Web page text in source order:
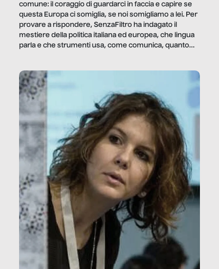
comune: il coraggio di guardarci in faccia e capire se
questa Europa ci somiglia, se noi somigliamo a lei. Per
provare a rispondere, SenzaFiltro ha indagato il
mestiere della politica italiana ed europea, che lingua
parla e che strumenti usa, come comunica, quanto